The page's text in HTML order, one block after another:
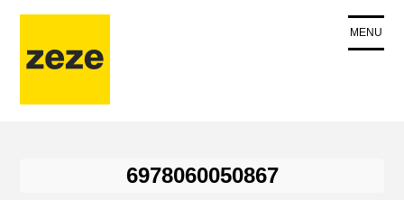
MENU
6978060050867